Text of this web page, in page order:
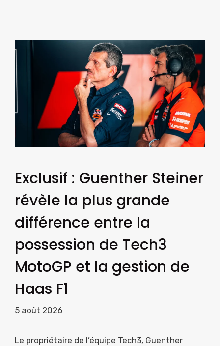
Exclusif : Guenther Steiner
révèle la plus grande
différence entre la
possession de Tech3
MotoGP et la gestion de
Haas F1
5 août 2026
Le propriétaire de l’équipe Tech3, Guenther